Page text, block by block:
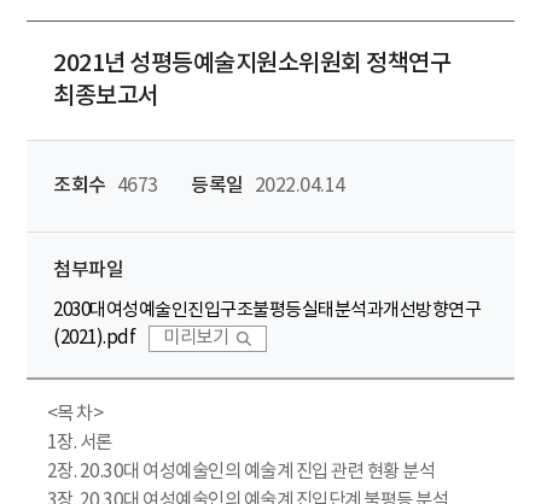
2021년 성평등예술지원소위원회 정책연구
최종보고서
조회수 4673 등록일 2022.04.14
첨부파일
2030대여성예술인진입구조불평등실태분석과개선방향연구
(2021).pdf
미리보기
<목 차>
1장. 서론
2장. 20.30대 여성예술인의 예술계 진입 관련 현황 분석